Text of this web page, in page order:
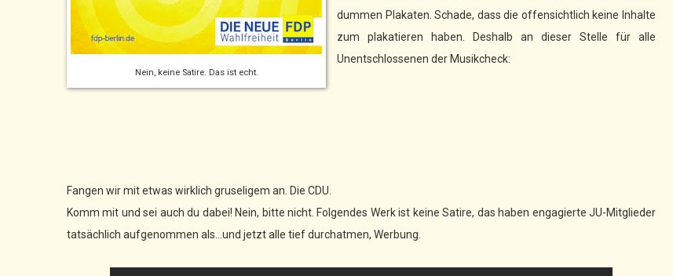
Nein, keine Satire. Das ist echt.
dummen Plakaten. Schade, dass die offensichtlich keine Inhalte
zum plakatieren haben. Deshalb an dieser Stelle für alle
Unentschlossenen der Musikcheck:
Fangen wir mit etwas wirklich gruseligem an. Die CDU.
Komm mit und sei auch du dabei! Nein, bitte nicht. Folgendes Werk ist keine Satire, das haben engagierte JU-Mitglieder
tatsächlich aufgenommen als...und jetzt alle tief durchatmen, Werbung.